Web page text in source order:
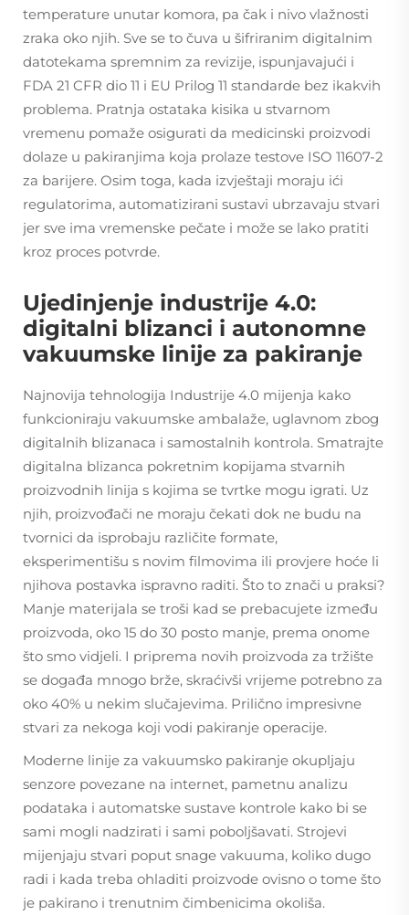
temperature unutar komora, pa čak i nivo vlažnosti
zraka oko njih. Sve se to čuva u šifriranim digitalnim
datotekama spremnim za revizije, ispunjavajući i
FDA 21 CFR dio 11 i EU Prilog 11 standarde bez ikakvih
problema. Pratnja ostataka kisika u stvarnom
vremenu pomaže osigurati da medicinski proizvodi
dolaze u pakiranjima koja prolaze testove ISO 11607-2
za barijere. Osim toga, kada izvještaji moraju ići
regulatorima, automatizirani sustavi ubrzavaju stvari
jer sve ima vremenske pečate i može se lako pratiti
kroz proces potvrde.
Ujedinjenje industrije 4.0:
digitalni blizanci i autonomne
vakuumske linije za pakiranje
Najnovija tehnologija Industrije 4.0 mijenja kako
funkcioniraju vakuumske ambalaže, uglavnom zbog
digitalnih blizanaca i samostalnih kontrola. Smatrajte
digitalna blizanca pokretnim kopijama stvarnih
proizvodnih linija s kojima se tvrtke mogu igrati. Uz
njih, proizvođači ne moraju čekati dok ne budu na
tvornici da isprobaju različite formate,
eksperimentišu s novim filmovima ili provjere hoće li
njihova postavka ispravno raditi. Što to znači u praksi?
Manje materijala se troši kad se prebacujete između
proizvoda, oko 15 do 30 posto manje, prema onome
što smo vidjeli. I priprema novih proizvoda za tržište
se događa mnogo brže, skraćivši vrijeme potrebno za
oko 40% u nekim slučajevima. Prilično impresivne
stvari za nekoga koji vodi pakiranje operacije.
Moderne linije za vakuumsko pakiranje okupljaju
senzore povezane na internet, pametnu analizu
podataka i automatske sustave kontrole kako bi se
sami mogli nadzirati i sami poboljšavati. Strojevi
mijenjaju stvari poput snage vakuuma, koliko dugo
radi i kada treba ohladiti proizvode ovisno o tome što
je pakirano i trenutnim čimbenicima okoliša.